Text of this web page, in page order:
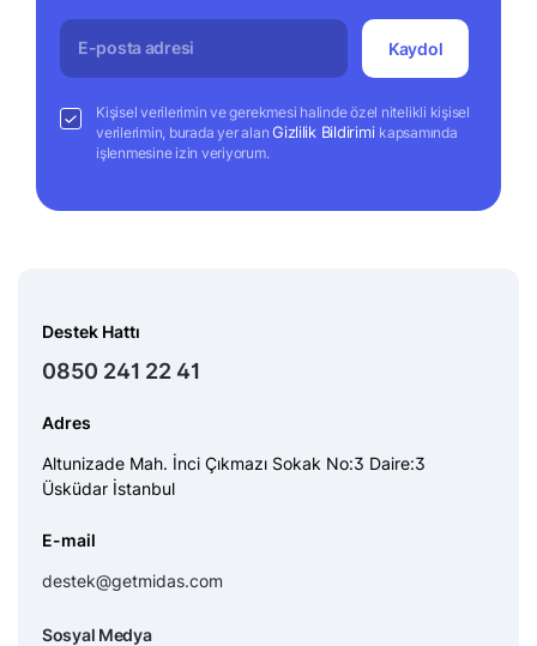
Kaydol
Kişisel verilerimin ve gerekmesi halinde özel nitelikli kişisel
verilerimin, burada yer alanGizlilik Bildirimi kapsamında
işlenmesine izin veriyorum.
Destek Hattı
0850 241 22 41
Adres
Altunizade Mah. İnci Çıkmazı Sokak No:3 Daire:3
Üsküdar İstanbul
E-mail
destek@getmidas.com
Sosyal Medya